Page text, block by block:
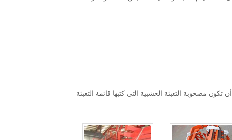
مصحوبة التعبئة الخشبية التي كتبها قائمة التعبئة